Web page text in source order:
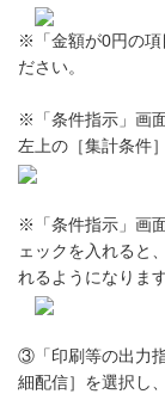
※「金額が0円の項
ださい。
※「条件指示」画
左上の［集計条件
※「条件指示」画
ェックを入れると
れるようになります
③「印刷等の出力
細配信］を選択し